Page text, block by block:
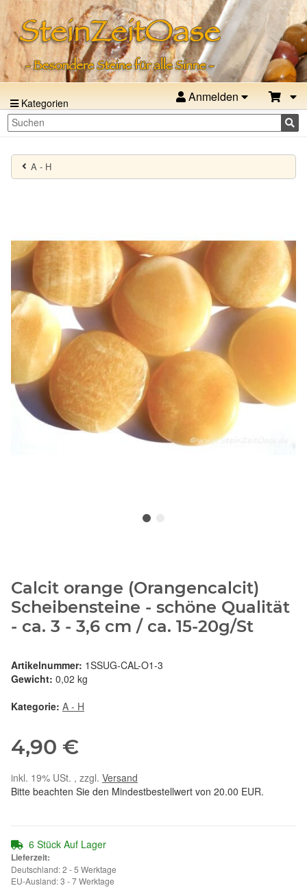
Kategorien Anmelden
A - H
Calcit orange (Orangencalcit)
Scheibensteine - schöne Qualität
- ca. 3 - 3,6 cm / ca. 15-20g/St
Artikelnummer: 1SSUG-CAL-O1-3
Gewicht: 0,02 kg
Kategorie: A - H
4,90 €
inkl. 19% USt. , zzgl. Versand
Bitte beachten Sie den Mindestbestellwert von 20.00 EUR.
6 Stück Auf Lager
Lieferzeit:
Deutschland: 2 - 5 Werktage
EU-Ausland: 3 - 7 Werktage